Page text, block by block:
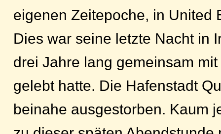
eigenen Zeitepoche, in United
Dies war seine letzte Nacht in
drei Jahre lang gemeinsam
gelebt hatte. Die Hafenstadt
beinahe ausgestorben. Kaum